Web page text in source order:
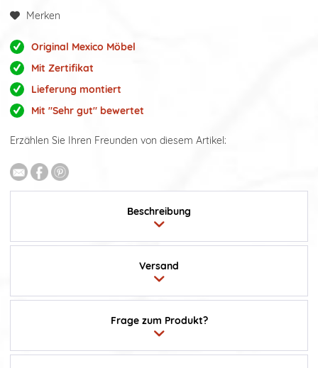
Merken
Original Mexico Möbel
Mit Zertifikat
Lieferung montiert
Mit "Sehr gut" bewertet
Erzählen Sie Ihren Freunden von diesem Artikel:
Beschreibung
Frage zum Produkt?
Versand